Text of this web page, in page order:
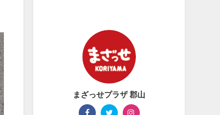
まざっせプラザ 郡山